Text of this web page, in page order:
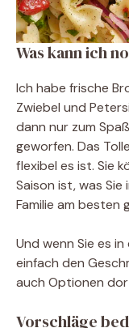
Was kann ich
Ich habe frische
Zwiebel und
dann nur zum
geworfen. Das
flexibel es ist. Sie
Saison ist, was
Familie am besten
Und wenn Sie es
einfach den
auch Optionen
Vorschläge